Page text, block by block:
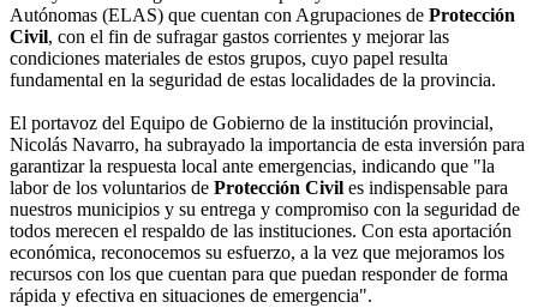
Autónomas (ELAS) que cuentan con Agrupaciones de Protección
Civil, con el fin de sufragar gastos corrientes y mejorar las
condiciones materiales de estos grupos, cuyo papel resulta
fundamental en la seguridad de estas localidades de la provincia.
El portavoz del Equipo de Gobierno de la institución provincial,
Nicolás Navarro, ha subrayado la importancia de esta inversión para
garantizar la respuesta local ante emergencias, indicando que "la
labor de los voluntarios de Protección Civil es indispensable para
nuestros municipios y su entrega y compromiso con la seguridad de
todos merecen el respaldo de las instituciones. Con esta aportación
económica, reconocemos su esfuerzo, a la vez que mejoramos los
recursos con los que cuentan para que puedan responder de forma
rápida y efectiva en situaciones de emergencia".